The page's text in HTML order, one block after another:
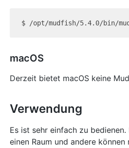
macOS
Derzeit bietet macOS keine
Verwendung
Es ist sehr einfach zu
einen Raum und andere